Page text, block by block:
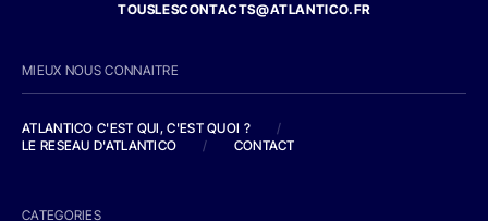
TOUSLESCONTACTS@ATLANTICO.FR
MIEUX NOUS CONNAITRE
ATLANTICO C'EST QUI, C'EST QUOI ?
/
LE RESEAU D'ATLANTICO
/ CONTACT
CATEGORIES